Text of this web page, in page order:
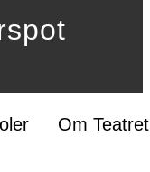
Om Teatret